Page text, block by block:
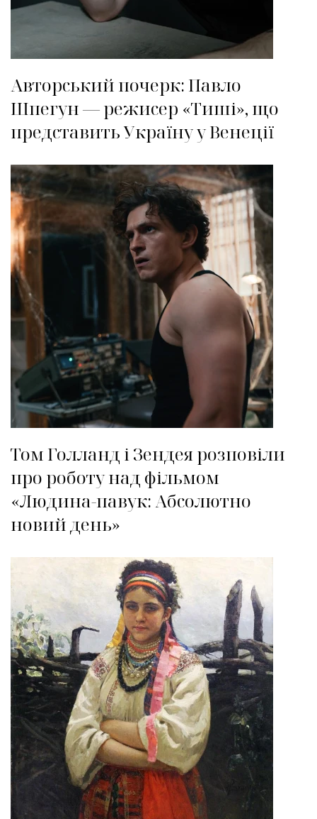
Авторський почерк: Павло
Шпегун — режисер «Тиші», що
представить Україну у Венеції
Том Голланд і Зендея розповіли
про роботу над фільмом
«Людина-павук: Абсолютно
новий день»